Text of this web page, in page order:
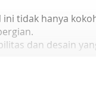
tidak hanya
dan desain
foto mereka.